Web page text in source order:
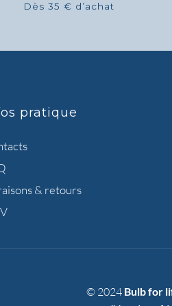
Dès 35 € d’achat
pratique
& retours
© 2024 Bulb for